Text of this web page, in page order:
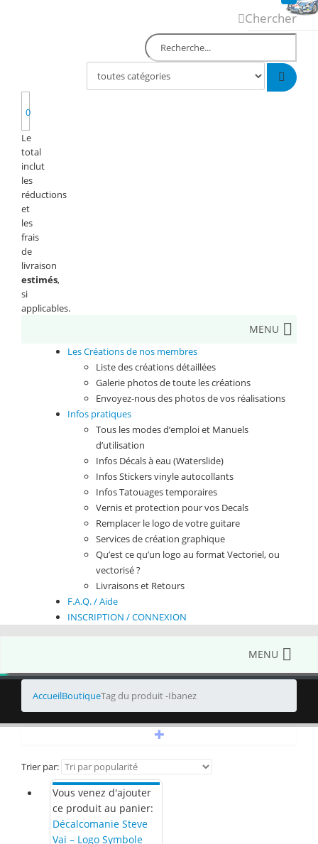
Chercher
0
Le
total
inclut
les
réductions
et
les
frais
de
livraison
estimés,
si
applicables.
MENU
Les Créations de nos membres
Liste des créations détaillées
Galerie photos de toute les créations
Envoyez-nous des photos de vos réalisations
Infos pratiques
Tous les modes d’emploi et Manuels
d’utilisation
Infos Décals à eau (Waterslide)
Infos Stickers vinyle autocollants
Infos Tatouages temporaires
Vernis et protection pour vos Decals
Remplacer le logo de votre guitare
Services de création graphique
Qu’est ce qu’un logo au format Vectoriel, ou
vectorisé ?
Livraisons et Retours
F.A.Q. / Aide
INSCRIPTION / CONNEXION
MENU
AccueilBoutiqueTag du produit -Ibanez
+
Trier par:
Vous venez d'ajouter
ce produit au panier:
Décalcomanie Steve
Vai – Logo Symbole